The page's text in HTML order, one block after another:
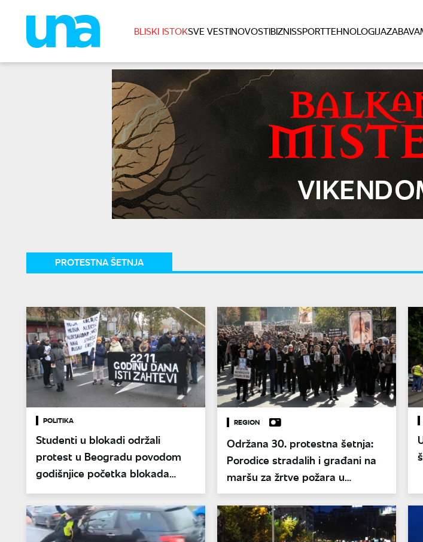
BLISKI ISTOKSVE VESTINOVOSTIBIZNISSPORTTEHNOLOGIJAZABAVA
PROTESTNA ŠETNJA
POLITIKA
Studenti u blokadi održali
protest u Beogradu povodom
godišnjice početka blokada
fakulteta
REGION
Održana 30. protestna šetnja:
Porodice stradalih i građani na
maršu za žrtve požara u
Kočanima